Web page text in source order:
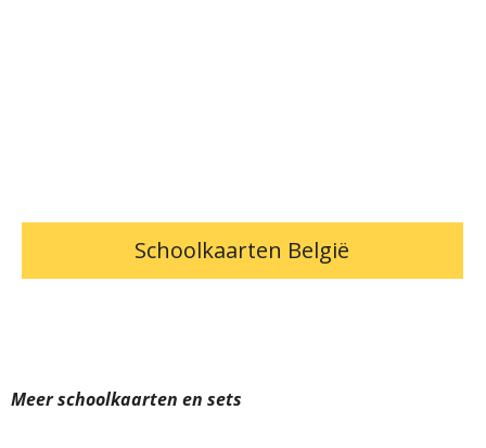
Schoolkaarten België
Meer schoolkaarten en sets